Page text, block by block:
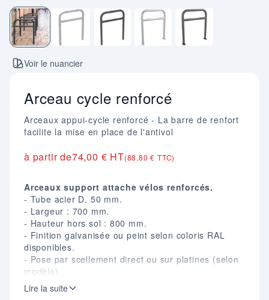
Voir le nuancier
Arceau cycle renforcé
Arceaux appui-cycle renforcé - La barre de renfort
facilite la mise en place de l'antivol
à partir de74,00 € HT(88,80 € TTC)
Arceaux support attache vélos renforcés.
- Tube acier D. 50 mm.
- Largeur : 700 mm.
- Hauteur hors sol : 800 mm.
- Finition galvanisée ou peint selon coloris RAL
disponibles.
- Pose par scellement direct ou sur platines (selon
modèle).
- Eligible au programme Alvéole Plus.
Lire la suite